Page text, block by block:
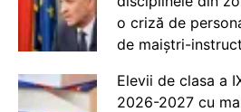
o criză de
de maiștri-
Elevii de clasa a
2026-2027 cu